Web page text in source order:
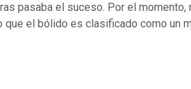
pasaba el suceso. Por el momento,
que el bólido es clasificado como un